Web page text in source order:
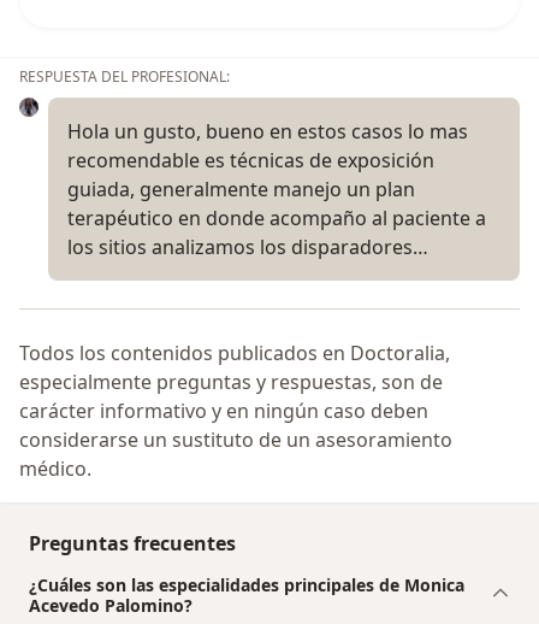
RESPUESTA DEL PROFESIONAL:
Hola un gusto, bueno en estos casos lo mas
recomendable es técnicas de exposición
guiada, generalmente manejo un plan
terapéutico en donde acompaño al paciente a
los sitios analizamos los disparadores…
Todos los contenidos publicados en Doctoralia,
especialmente preguntas y respuestas, son de
carácter informativo y en ningún caso deben
considerarse un sustituto de un asesoramiento
médico.
Preguntas frecuentes
¿Cuáles son las especialidades principales de Monica
Acevedo Palomino?